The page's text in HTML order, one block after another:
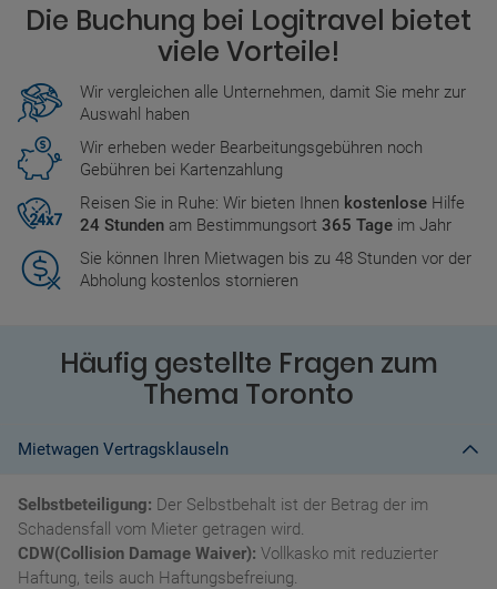
Die Buchung bei Logitravel bietet
viele Vorteile!
Wir vergleichen alle Unternehmen, damit Sie mehr zur
Auswahl haben
Wir erheben weder Bearbeitungsgebühren noch
Gebühren bei Kartenzahlung
Reisen Sie in Ruhe: Wir bieten Ihnen kostenlose Hilfe
24 Stunden am Bestimmungsort 365 Tage im Jahr
Sie können Ihren Mietwagen bis zu 48 Stunden vor der
Abholung kostenlos stornieren
Häufig gestellte Fragen zum
Thema Toronto
Mietwagen Vertragsklauseln
Selbstbeteiligung: Der Selbstbehalt ist der Betrag der im
Schadensfall vom Mieter getragen wird.
CDW(Collision Damage Waiver): Vollkasko mit reduzierter
Haftung, teils auch Haftungsbefreiung.